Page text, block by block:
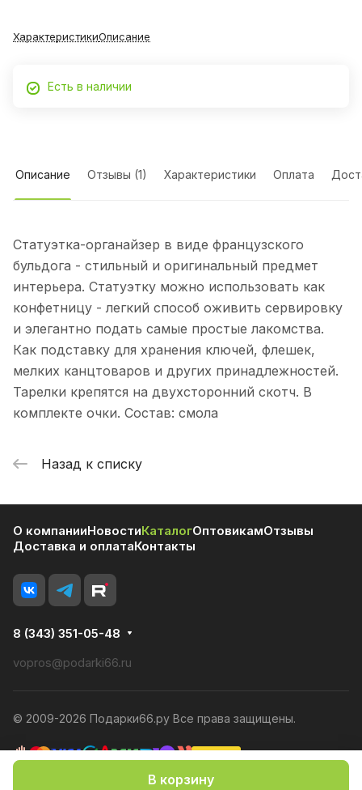
В корзину
ХарактеристикиОписание
Есть в наличии
Описание Отзывы (1) Характеристики Оплата
Статуэтка-органайзер в виде французского
бульдога - стильный и оригинальный предмет
интерьера. Статуэтку можно использовать как
конфетницу - легкий способ оживить сервировку
и элегантно подать самые простые лакомства.
Как подставку для хранения ключей, флешек,
мелких канцтоваров и других принадлежностей.
Тарелки крепятся на двухсторонний скотч. В
комплекте очки. Состав: смола
Назад к списку
О компанииНовостиКаталогОптовикамОтзывы
Доставка и оплатаКонтакты
8 (343) 351-05-48
vopros@podarki66.ru
© 2009-2026 Подарки66.ру Все права защищены.